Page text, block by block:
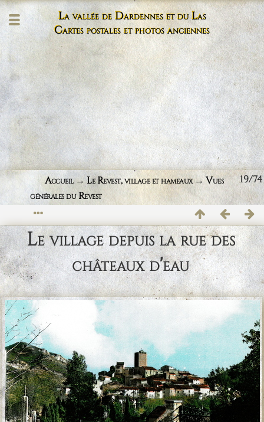
La vallée de Dardennes et du Las
Cartes postales et photos anciennes
19/74
Accueil→Le Revest, village et hameaux→Vues
générales du Revest
Le village depuis la rue des
châteaux d'eau